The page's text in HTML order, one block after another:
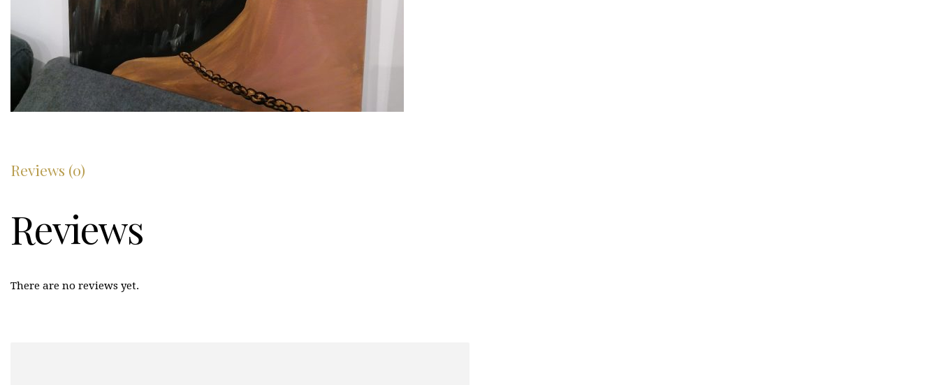
Reviews (0)
Reviews
There are no reviews yet.